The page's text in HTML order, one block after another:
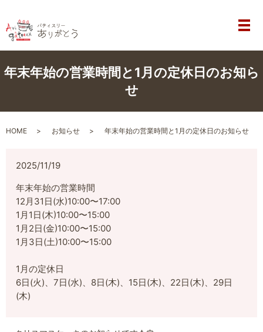
メ
年末年始の営業時間と1月の定休日のお知ら
せ
HOME お知らせ 年末年始の営業時間と1月の定休日のお知らせ
2025/11/19
年末年始の営業時間
12月31日(水)10:00〜17:00
1月1日(木)10:00〜15:00
1月2日(金)10:00〜15:00
1月3日(土)10:00〜15:00
1月の定休日
6日(火)、7日(水)、8日(木)、15日(木)、22日(木)、29日
(木)